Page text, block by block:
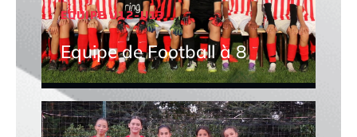
EQUIPE U12-U13
Equipe de Football à 8